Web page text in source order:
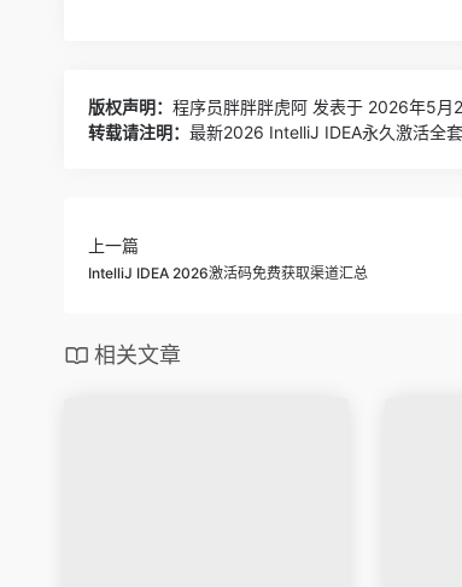
版权声明： 程序员胖胖胖虎阿 发表于 2026年5月
转载请注明： 最新2026 IntelliJ IDEA永久激活全
上一篇
IntelliJ IDEA 2026激活码免费获取渠道汇总
相关文章